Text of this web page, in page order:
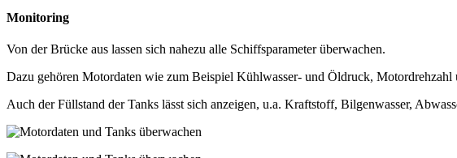
Monitoring
Von der Brücke aus lassen sich nahezu alle Schiffsparameter überwachen.
Dazu gehören Motordaten wie zum Beispiel Kühlwasser- und Öldruck, Motordrehzahl
Auch der Füllstand der Tanks lässt sich anzeigen, u.a. Kraftstoff, Bilgenwasser,